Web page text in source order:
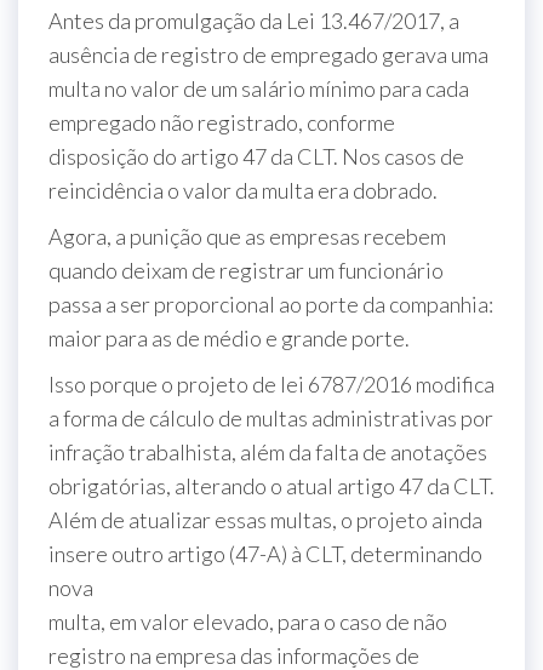
Antes da promulgação da Lei 13.467/2017, a
ausência de registro de empregado gerava uma
multa no valor de um salário mínimo para cada
empregado não registrado, conforme
disposição do artigo 47 da CLT. Nos casos de
reincidência o valor da multa era dobrado.
Agora, a punição que as empresas recebem
quando deixam de registrar um funcionário
passa a ser proporcional ao porte da companhia:
maior para as de médio e grande porte.
Isso porque o projeto de lei 6787/2016 modifica
a forma de cálculo de multas administrativas por
infração trabalhista, além da falta de anotações
obrigatórias, alterando o atual artigo 47 da CLT.
Além de atualizar essas multas, o projeto ainda
insere outro artigo (47-A) à CLT, determinando
nova
multa, em valor elevado, para o caso de não
registro na empresa das informações de